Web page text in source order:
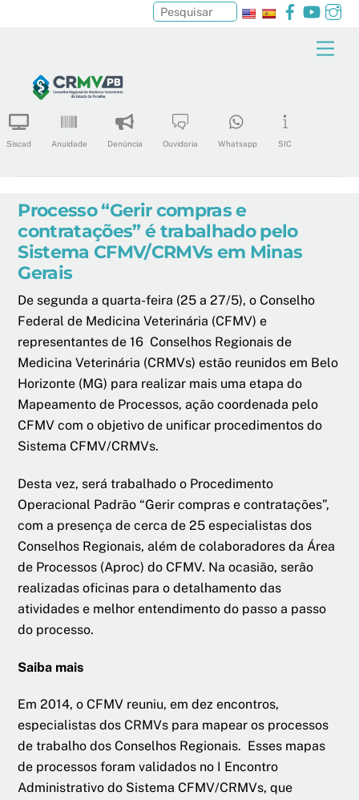
content
Facebook
Siscad Anuidade Denúncia Ouvidoria Whatsapp SIC
Pesquisar
Processo “Gerir compras e
contratações” é trabalhado pelo
Sistema CFMV/CRMVs em Minas
Gerais
De segunda a quarta-feira (25 a 27/5), o Conselho
Federal de Medicina Veterinária (CFMV) e
representantes de 16 Conselhos Regionais de
Medicina Veterinária (CRMVs) estão reunidos em Belo
Horizonte (MG) para realizar mais uma etapa do
Mapeamento de Processos, ação coordenada pelo
CFMV com o objetivo de unificar procedimentos do
Sistema CFMV/CRMVs.
Desta vez, será trabalhado o Procedimento
Operacional Padrão “Gerir compras e contratações”,
com a presença de cerca de 25 especialistas dos
Conselhos Regionais, além de colaboradores da Área
de Processos (Aproc) do CFMV. Na ocasião, serão
realizadas oficinas para o detalhamento das
atividades e melhor entendimento do passo a passo
do processo.
Saiba mais
Em 2014, o CFMV reuniu, em dez encontros,
especialistas dos CRMVs para mapear os processos
de trabalho dos Conselhos Regionais. Esses mapas
de processos foram validados no I Encontro
Administrativo do Sistema CFMV/CRMVs, que